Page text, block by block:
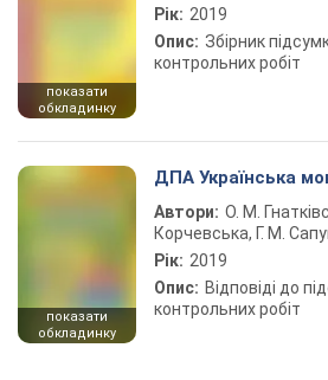
показати
обкладинку
Рік: 2019
Опис: Збірник
контрольних робіт
показати
обкладинку
ДПА Українська
Автори: О. М.
Корчевська, Г. М.
Рік: 2019
Опис: Відповіді до
контрольних робіт